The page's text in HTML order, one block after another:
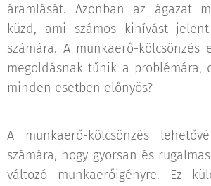
áramlását. Azonban az ágazat
küzd, ami számos kihívást
számára. A munkaerő-kölcsönzés
megoldásnak tűnik a problémára,
minden esetben előnyös?
A munkaerő-kölcsönzés
számára, hogy gyorsan és
változó munkaerőigényre. Ez